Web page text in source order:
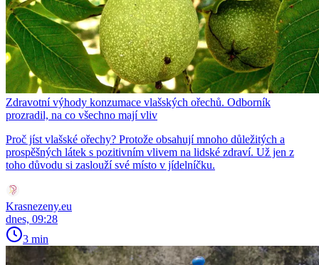
Zdravotní výhody konzumace vlašských ořechů. Odborník
prozradil, na co všechno mají vliv
Proč jíst vlašské ořechy? Protože obsahují mnoho důležitých a
prospěšných látek s pozitivním vlivem na lidské zdraví. Už jen z
toho důvodu si zaslouží své místo v jídelníčku.
Krasnezeny.eu
dnes, 09:28
3 min